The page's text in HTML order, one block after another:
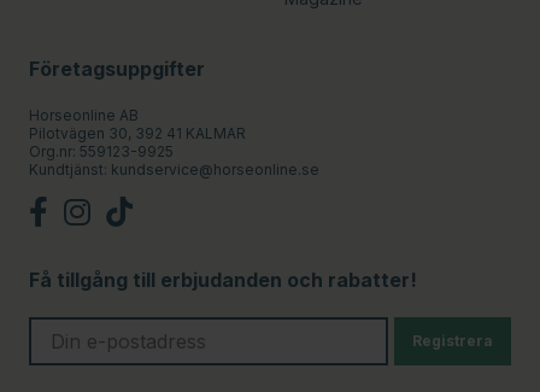
Företagsuppgifter
Horseonline AB
Pilotvägen 30, 392 41 KALMAR
Org.nr: 559123-9925
Kundtjänst: kundservice@horseonline.se
Få tillgång till erbjudanden och rabatter!
Registrera